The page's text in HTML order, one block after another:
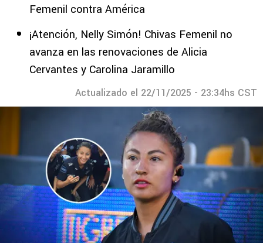
Femenil contra América
¡Atención, Nelly Simón! Chivas Femenil no
avanza en las renovaciones de Alicia
Cervantes y Carolina Jaramillo
Actualizado el 22/11/2025 - 23:34hs CST